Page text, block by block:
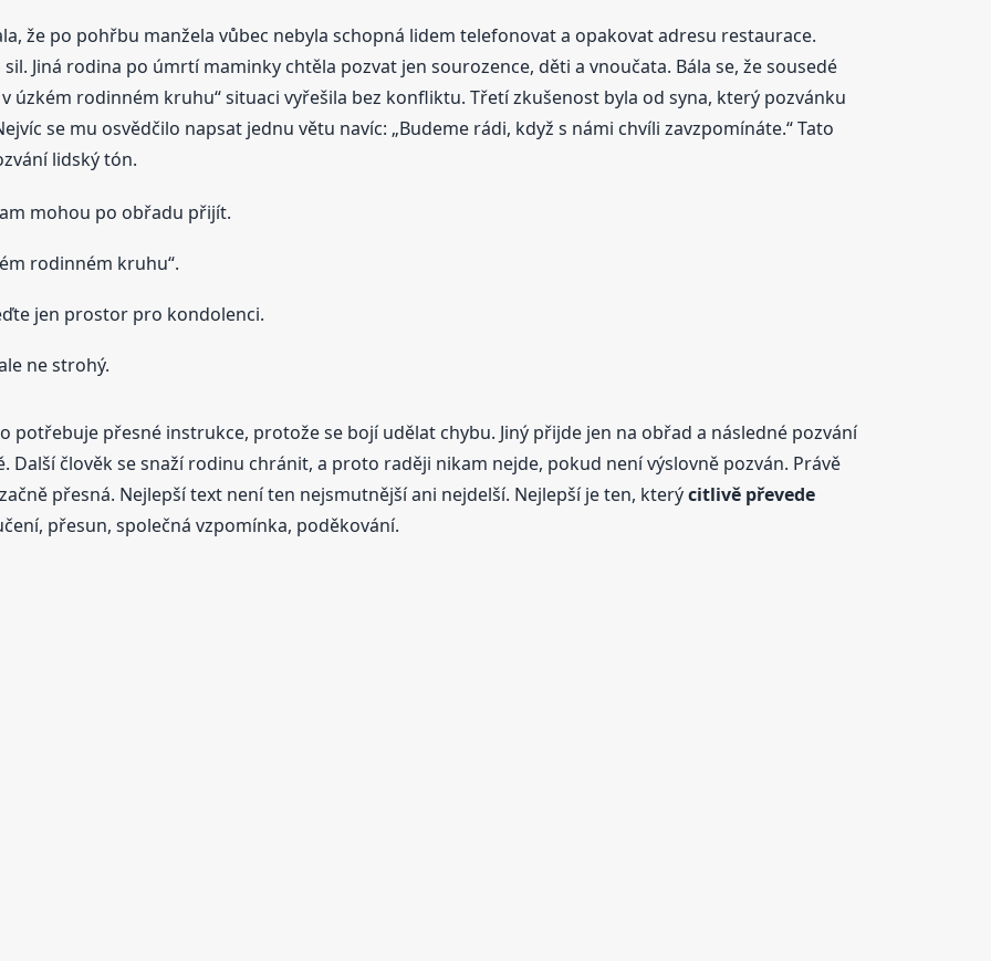
že po pohřbu manžela vůbec nebyla schopná lidem telefonovat a opakovat adresu restaurace.
Jiná rodina po úmrtí maminky chtěla pozvat jen sourozence, děti a vnoučata. Bála se, že sousedé
úzkém rodinném kruhu“ situaci vyřešila bez konfliktu. Třetí zkušenost byla od syna, který pozvánku
se mu osvědčilo napsat jednu větu navíc: „Budeme rádi, když s námi chvíli zavzpomínáte.“ Tato
lidský tón.
mohou po obřadu přijít.
rodinném kruhu“.
jen prostor pro kondolenci.
ne strohý.
potřebuje přesné instrukce, protože se bojí udělat chybu. Jiný přijde jen na obřad a následné pozvání
Další člověk se snaží rodinu chránit, a proto raději nikam nejde, pokud není výslovně pozván. Právě
přesná. Nejlepší text není ten nejsmutnější ani nejdelší. Nejlepší je ten, kterýcitlivě převede
přesun, společná vzpomínka, poděkování.